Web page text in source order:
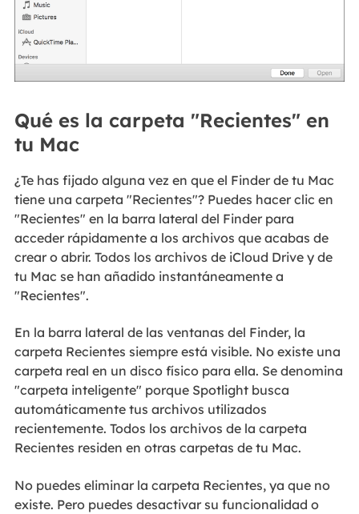
Qué es la carpeta "Recientes" en
tu Mac
¿Te has fijado alguna vez en que el Finder de tu Mac
tiene una carpeta "Recientes"? Puedes hacer clic en
"Recientes" en la barra lateral del Finder para
acceder rápidamente a los archivos que acabas de
crear o abrir. Todos los archivos de iCloud Drive y de
tu Mac se han añadido instantáneamente a
"Recientes".
En la barra lateral de las ventanas del Finder, la
carpeta Recientes siempre está visible. No existe una
carpeta real en un disco físico para ella. Se denomina
"carpeta inteligente" porque Spotlight busca
automáticamente tus archivos utilizados
recientemente. Todos los archivos de la carpeta
Recientes residen en otras carpetas de tu Mac.
No puedes eliminar la carpeta Recientes, ya que no
existe. Pero puedes desactivar su funcionalidad o